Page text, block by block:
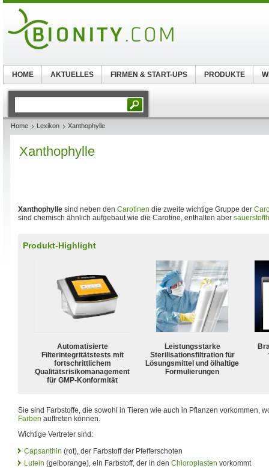
Home Lexikon Xanthophylle
Xanthophylle
Xanthophylle sind neben den Carotinen die zweite wichtige Gruppe der
sind chemisch ähnlich aufgebaut wie die Carotine, enthalten aber
Produkt-Highlight
Automatisierte
Filterintegritätstests mit
fortschrittlichem
Qualitätsrisikomanagement
für GMP-Konformität
Leistungsstarke
Sterilisationsfiltration für
Lösungsmittel und ölhaltige
Formulierungen
Sie sind Farbstoffe, die sowohl in Tieren wie auch in Pflanzen vorkommen,
Farben auftreten können.
Wichtige Vertreter sind:
Capsanthin (rot), der Farbstoff der Pfefferschoten
Lutein (gelborange), ein Farbstoff, der in den Chloroplasten vorkommt
HOME AKTUELLES FIRMEN & START-UPS PRODUKTE